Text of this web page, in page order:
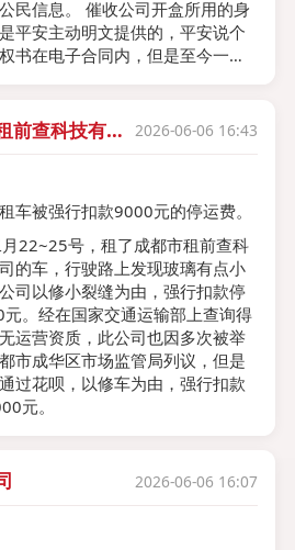
方式，并取得你单独同意。 -
机构消费者权益保护管理办法》
委托第三方催收，必须事先告知
倍赔付，执行退一赔三。
民信息。 催收公司开盒所用的身
平安主动明文提供的，平安说个
书在电子合同内，但是至今一年
前查科技有限
2026-06-06 16:43
车被强行扣款9000元的停运费。
22~25号，租了成都市租前查科
的车，行驶路上发现玻璃有点小
司以修小裂缝为由，强行扣款停
。经在国家交通运输部上查询得
运营资质，此公司也因多次被举
市成华区市场监管局列议，但是
过花呗，以修车为由，强行扣款
元。
2026-06-06 16:07